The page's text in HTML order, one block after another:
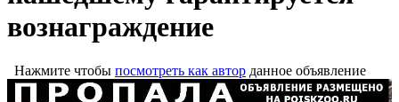
вознаграждение
Нажмите чтобы посмотреть как автор данное объявление